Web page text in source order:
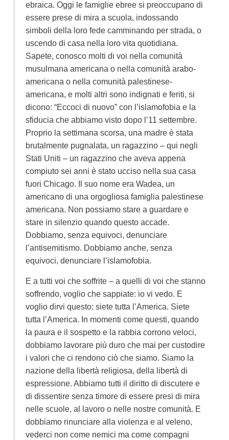
ebraica. Oggi le famiglie ebree si preoccupano di
essere prese di mira a scuola, indossando
simboli della loro fede camminando per strada, o
uscendo di casa nella loro vita quotidiana.
Sapete, conosco molti di voi nella comunità
musulmana americana o nella comunità arabo-
americana o nella comunità palestinese-
americana, e molti altri sono indignati e feriti, si
dicono: “Eccoci di nuovo” con l’islamofobia e la
sfiducia che abbiamo visto dopo l’11 settembre.
Proprio la settimana scorsa, una madre è stata
brutalmente pugnalata, un ragazzino – qui negli
Stati Uniti – un ragazzino che aveva appena
compiuto sei anni è stato ucciso nella sua casa
fuori Chicago. Il suo nome era Wadea, un
americano di una orgogliosa famiglia palestinese
americana. Non possiamo stare a guardare e
stare in silenzio quando questo accade.
Dobbiamo, senza equivoci, denunciare
l’antisemitismo. Dobbiamo anche, senza
equivoci, denunciare l’islamofobia.
E a tutti voi che soffrite – a quelli di voi che stanno
soffrendo, voglio che sappiate: io vi vedo. E
voglio dirvi questo: siete tutta l’America. Siete
tutta l’America. In momenti come questi, quando
la paura e il sospetto e la rabbia corrono veloci,
dobbiamo lavorare più duro che mai per custodire
i valori che ci rendono ciò che siamo. Siamo la
nazione della libertà religiosa, della libertà di
espressione. Abbiamo tutti il diritto di discutere e
di dissentire senza timore di essere presi di mira
nelle scuole, al lavoro o nelle nostre comunità. E
dobbiamo rinunciare alla violenza e al veleno,
vederci non come nemici ma come compagni